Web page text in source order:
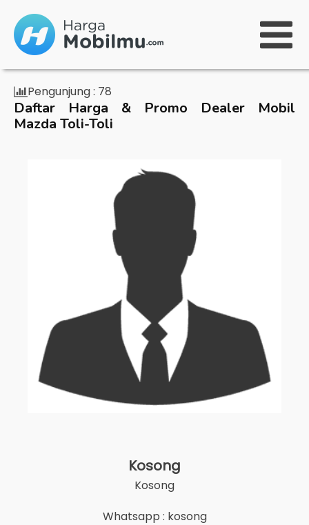
Pengunjung : 78
Daftar Harga & Promo Dealer Mobil
Mazda Toli-Toli
Kosong
Kosong
Whatsapp : kosong